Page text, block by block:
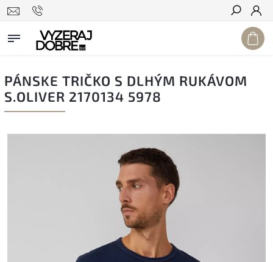
Hľadať
PÁNSKE TRIČKO S DLHÝM RUKÁVOM
S.OLIVER 2170134 5978